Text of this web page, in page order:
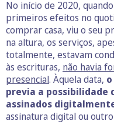
No início de 2020,
primeiros efeitos no
comprar casa, viu o seu
na altura, os serviços,
totalmente, estavam
às escrituras, não havia
presencial. Àquela data,
previa a possibilidade
assinados
assinatura digital ou